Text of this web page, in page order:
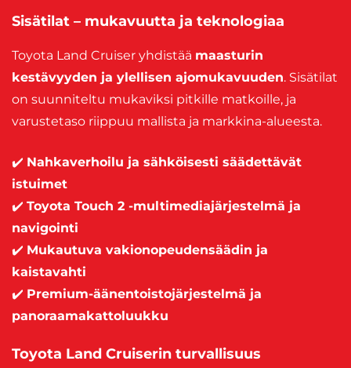
Sisätilat – mukavuutta ja teknologiaa
Toyota Land Cruiser yhdistää maasturin
kestävyyden ja ylellisen ajomukavuuden. Sisätilat
on suunniteltu mukaviksi pitkille matkoille, ja
varustetaso riippuu mallista ja markkina-alueesta.
✔️ Nahkaverhoilu ja sähköisesti säädettävät
istuimet
✔️ Toyota Touch 2 -multimediajärjestelmä ja
navigointi
✔️ Mukautuva vakionopeudensäädin ja
kaistavahti
✔️ Premium-äänentoistojärjestelmä ja
panoraamakattoluukku
Toyota Land Cruiserin turvallisuus